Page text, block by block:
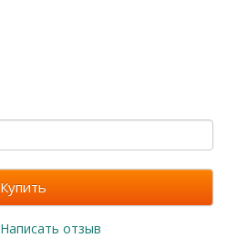
Купить
Написать отзыв